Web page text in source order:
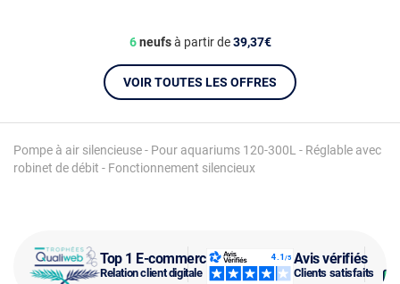
Top 1 E-commerce
Relation client digitale
Avis vérifiés
Clients satisfaits
Pompe à air silencieuse - Pour aquariums 120-300L - Réglable avec
robinet de débit - Fonctionnement silencieux
6neufsà partir de39,37€
VOIR TOUTES LES OFFRES